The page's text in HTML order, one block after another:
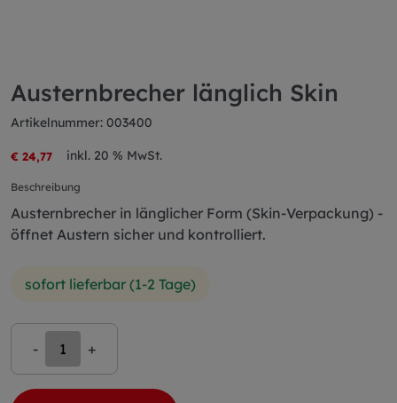
Austernbrecher länglich Skin
Artikelnummer: 003400
€ 24,77 inkl. 20 % MwSt.
Beschreibung
Austernbrecher in länglicher Form (Skin-Verpackung) -
öffnet Austern sicher und kontrolliert.
sofort lieferbar (1-2 Tage)
- +